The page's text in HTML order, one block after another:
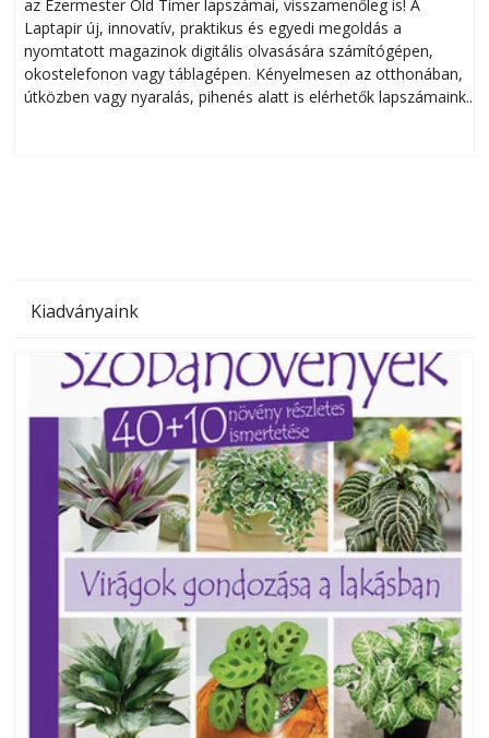
az Ezermester Old Timer lapszámai, visszamenőleg is! A
Laptapir új, innovatív, praktikus és egyedi megoldás a
nyomtatott magazinok digitális olvasására számítógépen,
okostelefonon vagy táblagépen. Kényelmesen az otthonában,
útközben vagy nyaralás, pihenés alatt is elérhetők lapszámaink.
Kiadványaink